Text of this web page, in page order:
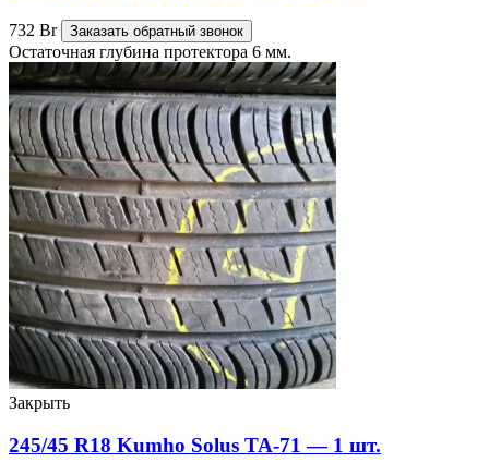
732 Br Заказать обратный звонок
Остаточная глубина протектора 6 мм.
Закрыть
245/45 R18 Kumho Solus TA-71 — 1 шт.